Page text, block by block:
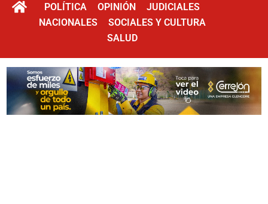
POLÍTICA OPINIÓN
JUDICIALES
NACIONALES
SOCIALES Y CULTURA
SALUD